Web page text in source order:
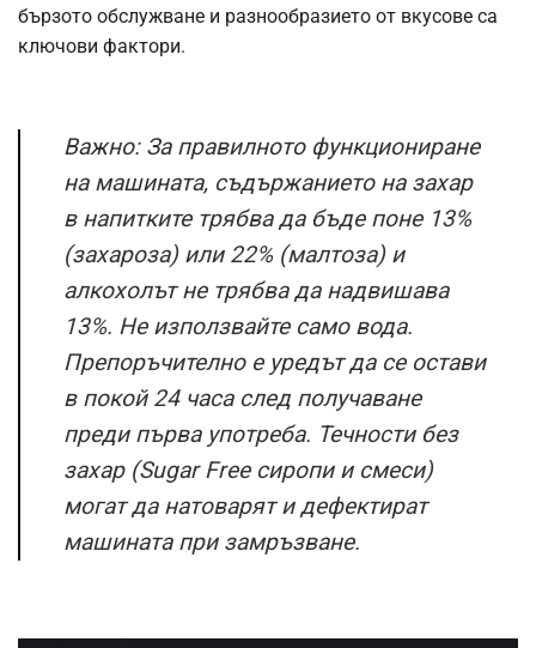
бързото обслужване и разнообразието от вкусове са
ключови фактори.
Важно: За правилното функциониране
на машината, съдържанието на захар
в напитките трябва да бъде поне 13%
(захароза) или 22% (малтоза) и
алкохолът не трябва да надвишава
13%. Не използвайте само вода.
Препоръчително е уредът да се остави
в покой 24 часа след получаване
преди първа употреба. Течности без
захар (Sugar Free сиропи и смеси)
могат да натоварят и дефектират
машината при замръзване.